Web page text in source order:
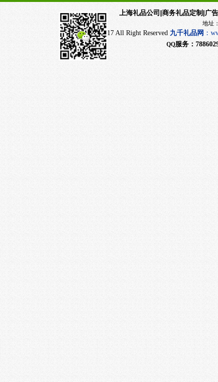
上海礼品公司 |商务礼品定制|广
地址：上海市闵行
CopyRight 2017 All Right Reserved 九千礼品网 ：
QQ服务：